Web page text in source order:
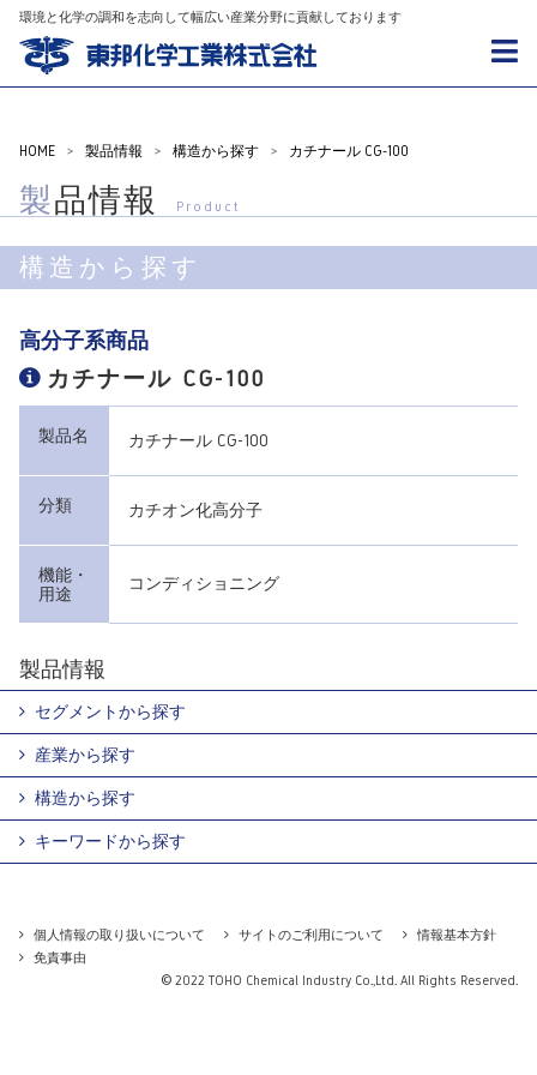
環境と化学の調和を志向して幅広い産業分野に貢献しております
HOME > 製品情報 > 構造から探す > カチナール CG-100
製品情報 Product
構造から探す
高分子系商品
カチナール CG-100
製品名 カチナール CG-100
分類 カチオン化高分子
機能・
用途
コンディショニング
製品情報
セグメントから探す
産業から探す
構造から探す
キーワードから探す
個人情報の取り扱いについて サイトのご利用について
情報基本方針
免責事由
© 2022 TOHO Chemical Industry Co.,Ltd. All Rights Reserved.